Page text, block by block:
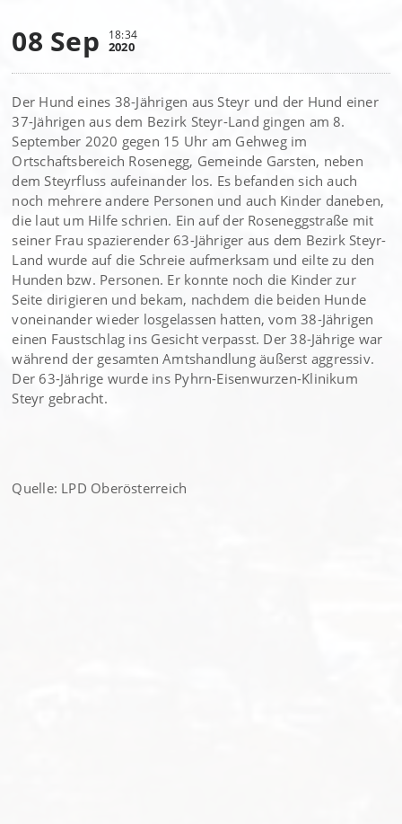
08 Sep 18:34
2020
Der Hund eines 38-Jährigen aus Steyr und der Hund einer
37-Jährigen aus dem Bezirk Steyr-Land gingen am 8.
September 2020 gegen 15 Uhr am Gehweg im
Ortschaftsbereich Rosenegg, Gemeinde Garsten, neben
dem Steyrfluss aufeinander los. Es befanden sich auch
noch mehrere andere Personen und auch Kinder daneben,
die laut um Hilfe schrien. Ein auf der Roseneggstraße mit
seiner Frau spazierender 63-Jähriger aus dem Bezirk Steyr-
Land wurde auf die Schreie aufmerksam und eilte zu den
Hunden bzw. Personen. Er konnte noch die Kinder zur
Seite dirigieren und bekam, nachdem die beiden Hunde
voneinander wieder losgelassen hatten, vom 38-Jährigen
einen Faustschlag ins Gesicht verpasst. Der 38-Jährige war
während der gesamten Amtshandlung äußerst aggressiv.
Der 63-Jährige wurde ins Pyhrn-Eisenwurzen-Klinikum
Steyr gebracht.
Quelle: LPD Oberösterreich